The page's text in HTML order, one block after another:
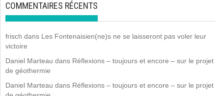
COMMENTAIRES RÉCENTS
frisch dans Les Fontenaisien(ne)s ne se laisseront pas voler leur
victoire
Daniel Marteau dans Réflexions – toujours et encore – sur le projet
de géothermie
Daniel Marteau dans Réflexions – toujours et encore – sur le projet